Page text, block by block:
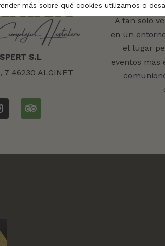
S.L
7 46230 ALGINET
A tan solo
en un
el lugar
eventos más
más sobre qué cookies utilizamos o